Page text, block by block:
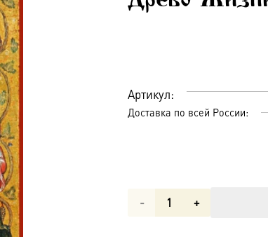
Артикул:
Доставка по всей России:
Количество